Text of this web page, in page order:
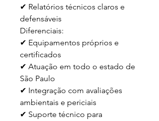
✔ Relatórios técnicos claros e
defensáveis
Diferenciais:
✔ Equipamentos próprios e
certificados
✔ Atuação em todo o estado de
São Paulo
✔ Integração com avaliações
ambientais e periciais
✔ Suporte técnico para